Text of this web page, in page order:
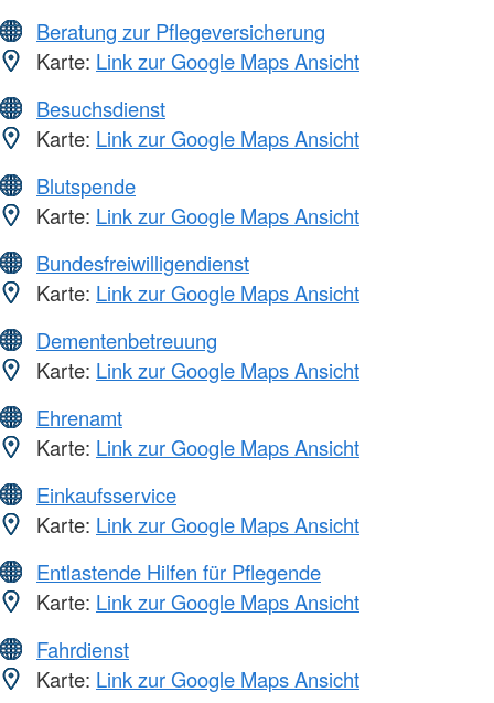
Beratung zur Pflegeversicherung
Karte: Link zur Google Maps Ansicht
Besuchsdienst
Karte: Link zur Google Maps Ansicht
Blutspende
Karte: Link zur Google Maps Ansicht
Bundesfreiwilligendienst
Karte: Link zur Google Maps Ansicht
Dementenbetreuung
Karte: Link zur Google Maps Ansicht
Ehrenamt
Karte: Link zur Google Maps Ansicht
Einkaufsservice
Karte: Link zur Google Maps Ansicht
Entlastende Hilfen für Pflegende
Karte: Link zur Google Maps Ansicht
Fahrdienst
Karte: Link zur Google Maps Ansicht